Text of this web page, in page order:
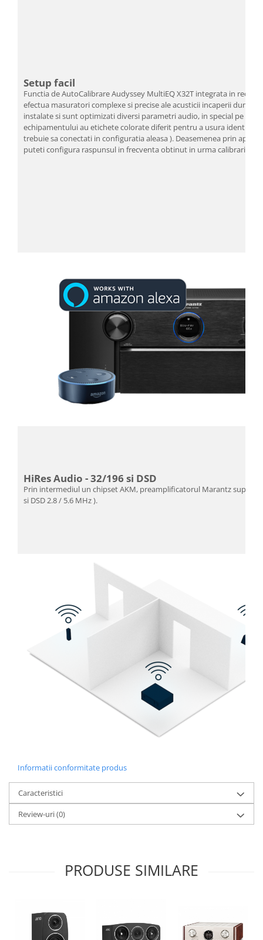
Setup facil
Functia de AutoCalibrare Audyssey MultiEQ X32T integrata in
efectua masuratori complexe si precise ale acusticii incaperii
instalate si sunt optimizati diversi parametri audio, in special pe
echipamentului au etichete colorate diferit pentru a usura
trebuie sa conectati in configuratia aleasa ). Deasemenea prin
puteti configura raspunsul in frecventa obtinut in urma calibrarii.
HiRes Audio - 32/196 si DSD
Prin intermediul un chipset AKM, preamplificatorul Marantz suporta
si DSD 2.8 / 5.6 MHz ).
Informatii conformitate produs
Caracteristici
Review-uri(0)
PRODUSE SIMILARE